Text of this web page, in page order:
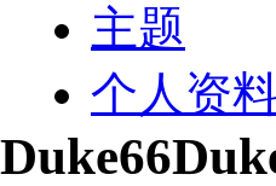
主题
个人资